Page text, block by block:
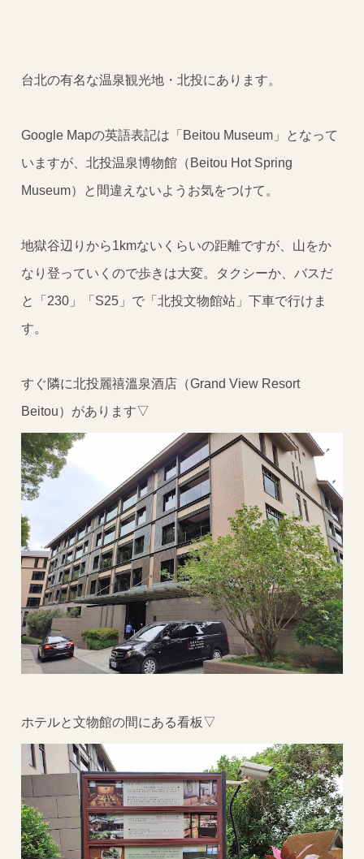
台北の有名な温泉観光地・北投にあります。
Google Mapの英語表記は「Beitou Museum」となって
いますが、北投温泉博物館（Beitou Hot Spring
Museum）と間違えないようお気をつけて。
地獄谷辺りから1kmないくらいの距離ですが、山をか
なり登っていくので歩きは大変。タクシーか、バスだ
と「230」「S25」で「北投文物館站」下車で行けま
す。
すぐ隣に北投麗禧溫泉酒店（Grand View Resort
Beitou）があります▽
ホテルと文物館の間にある看板▽